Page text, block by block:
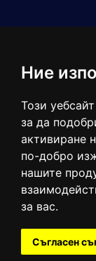
Ние
Този
за да
активиране
по-добро
нашите
за вас.
Съгласен
Ботев" 43
и абонаменти
национална
за марка